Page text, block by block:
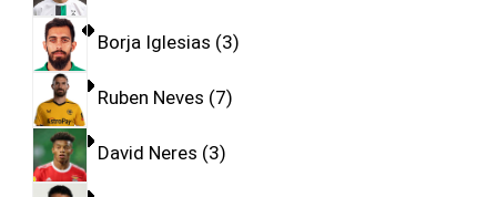
Borja Iglesias 3
Ruben Neves 7
David Neres 3